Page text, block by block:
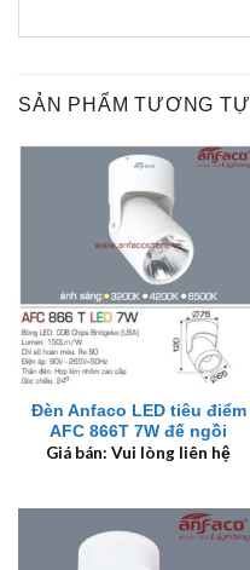
SẢN PHẨM TƯƠNG TỰ
Đèn Anfaco LED tiêu điểm
AFC 866T 7W đế ngồi
Giá bán: Vui lòng liên hệ